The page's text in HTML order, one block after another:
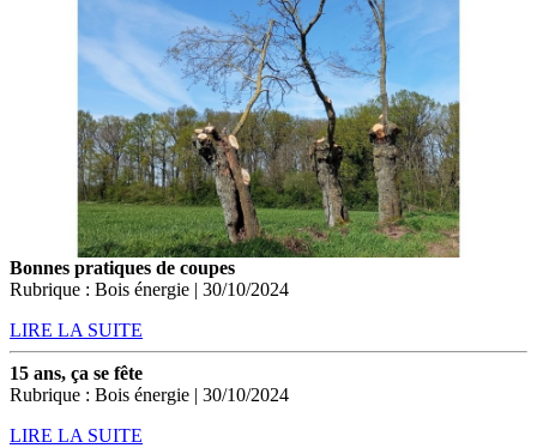
Bonnes pratiques de coupes
Rubrique : Bois énergie | 30/10/2024
LIRE LA SUITE
15 ans, ça se fête
Rubrique : Bois énergie | 30/10/2024
LIRE LA SUITE